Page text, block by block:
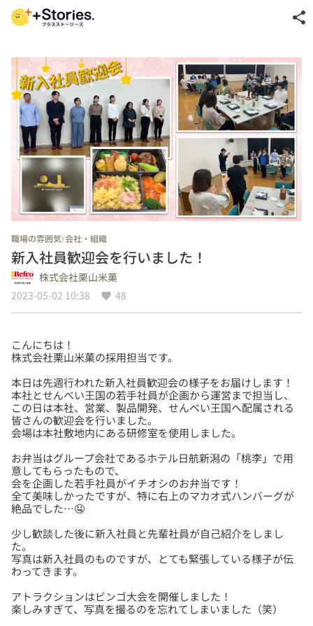
share
職場の雰囲気/会社・組織
新入社員歓迎会を行いました！
株式会社栗山米菓
2023-05-02 10:38
48
こんにちは！
本日は先週行われた新入社員歓迎会の様子をお届けします！
本社とせんべい王国の若手社員が企画から運営まで担当し、
この日は本社、営業、製品開発、せんべい王国へ配属される
皆さんの歓迎会を行いました。
お弁当はグループ会社であるホテル日航新潟の「桃李」で用
意してもらったもので、
会を企画した若手社員がイチオシのお弁当です！
全て美味しかったですが、特に右上のマカオ式ハンバーグが
少し歓談した後に新入社員と先輩社員が自己紹介をしまし
た。
写真は新入社員のものですが、とても緊張している様子が伝
アトラクションはビンゴ大会を開催しました！